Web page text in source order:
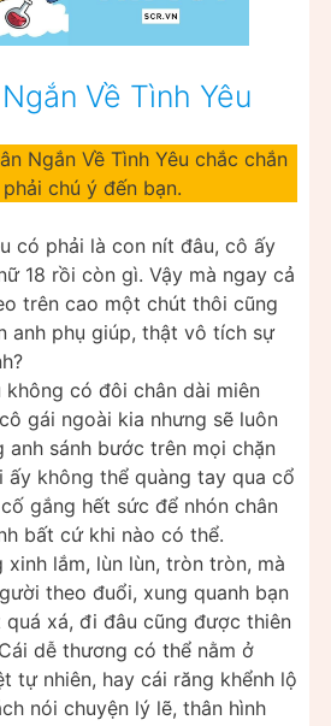
Về Tình Yêu
Ngắn Về Tình Yêu chắc chắn
chú ý đến bạn.
có phải là con nít đâu, cô ấy
18 rồi còn gì. Vậy mà ngay cả
trên cao một chút thôi cũng
anh phụ giúp, thật vô tích sự
không có đôi chân dài miên
gái ngoài kia nhưng sẽ luôn
anh sánh bước trên mọi chặn
ấy không thể quàng tay qua cổ
gắng hết sức để nhón chân
bất cứ khi nào có thể.
xinh lắm, lùn lùn, tròn tròn, mà
theo đuổi, xung quanh bạn
quá xá, đi đâu cũng được thiên
dễ thương có thể nằm ở
tự nhiên, hay cái răng khểnh lộ
nói chuyện lý lẽ, thân hình